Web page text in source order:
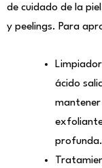
de cuidado de la
y peelings. Para
ácido
mantener
profunda.